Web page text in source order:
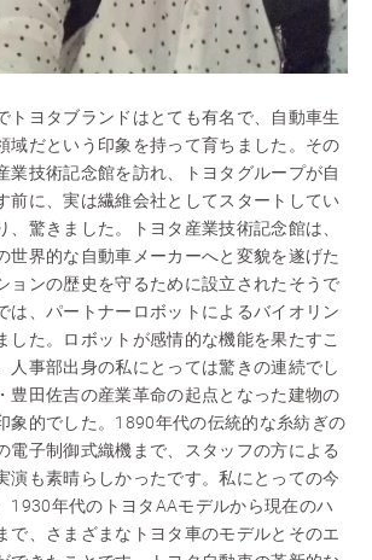
トヨタブランドはとても有名で、自動車生
域だという印象を持って育ちました。その
業技術記念館を訪れ、トヨタグループが自
前に、実は繊維会社としてスタートしてい
、驚きました。トヨタ産業技術記念館は、
世界的な自動車メーカーへと変貌を遂げた
ョンの歴史を守るために設立されたそうで
は、パートナーロボットによるバイオリン
した。ロボットが感情的な機能を果たすこ
人事部出身の私にとっては驚きの連続でし
豊田佐吉の産業革命の起点となった建物の
象的でした。1890年代の伝統的な糸紡ぎの
電子制御式織機まで、スタッフの方による
演も素晴らしかったです。私にとっての今
1930年代のトヨタAAモデルから現在のハ
で、さまざまなトヨタ車のモデルとそのエ